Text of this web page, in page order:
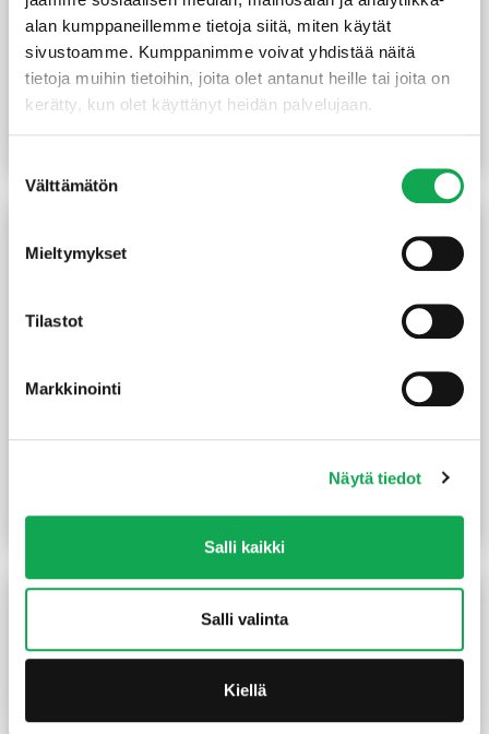
alan kumppaneillemme tietoja siitä, miten käytät
sivustoamme. Kumppanimme voivat yhdistää näitä
tietoja muihin tietoihin, joita olet antanut heille tai joita on
kerätty, kun olet käyttänyt heidän palvelujaan.
valinta
Välttämätön
Mieltymykset
Tilastot
Markkinointi
Näytä tiedot
Salli kaikki
Salli valinta
Kiellä
Kulmalevy 105x105x90x3
mm sinkitty vahvistettu
3,35€/kpl
Teräsjalka kiilamalli
102x102x750 mm sinkitty
10,50 €/kpl
Teräsjalka kiilamalli
Teräsjalka kiilamalli
91x91x750 mm sinkitty
/kpl